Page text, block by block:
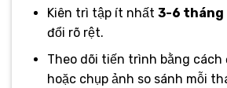
Kiên trì tập ít nhất 3-6 tháng
đổi rõ rệt.
Theo dõi tiến trình bằng cách
hoặc chụp ảnh so sánh mỗi